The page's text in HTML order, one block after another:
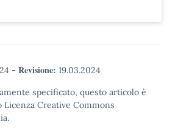
- Revisione: 19.03.2024
specificato, questo articolo è
Creative Commons